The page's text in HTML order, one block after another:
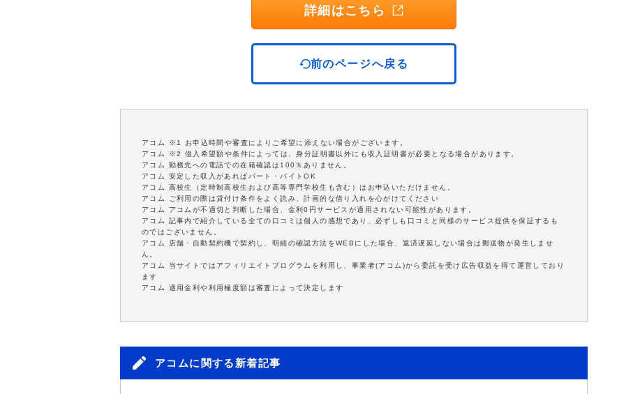
詳細はこちら
前のページへ戻る
アコム ※1 お申込時間や審査によりご希望に添えない場合がございます。
アコム ※2 借入希望額や条件によっては、身分証明書以外にも収入証明書が必要となる場合があります。
アコム 勤務先への電話での在籍確認は100％ありません。
アコム 安定した収入があればパート・バイトOK
アコム 高校生（定時制高校生および高等専門学校生も含む）はお申込いただけません。
アコム ご利用の際は貸付け条件をよく読み、計画的な借り入れを心がけてください
アコム アコムが不適切と判断した場合、金利0円サービスが適用されない可能性があります。
アコム 記事内で紹介している全ての口コミは個人の感想であり、必ずしも口コミと同様のサービス提供を保証するも
のではございません。
アコム 店舗・自動契約機で契約し、明細の確認方法をWEBにした場合、返済遅延しない場合は郵送物が発生しませ
ん。
アコム 当サイトではアフィリエイトプログラムを利用し、事業者(アコム)から委託を受け広告収益を得て運営しており
ます
アコム 適用金利や利用極度額は審査によって決定します
アコムに関する新着記事